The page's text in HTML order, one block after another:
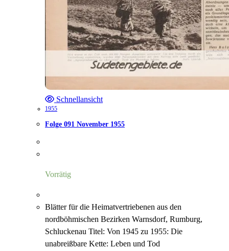
Schnellansicht
1955
Folge 091 November 1955
Vorrätig
Blätter für die Heimatvertriebenen aus den
nordböhmischen Bezirken Warnsdorf, Rumburg,
Schluckenau Titel: Von 1945 zu 1955: Die
unabreißbare Kette: Leben und Tod